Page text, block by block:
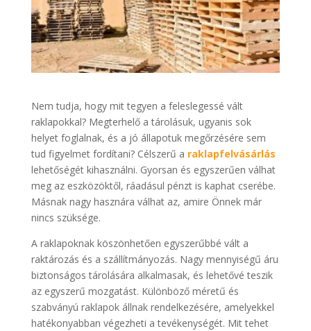
Nem tudja, hogy mit tegyen a feleslegessé vált
raklapokkal? Megterhelő a tárolásuk, ugyanis sok
helyet foglalnak, és a jó állapotuk megőrzésére sem
tud figyelmet fordítani? Célszerű a raklapfelvásárlás
lehetőségét kihasználni. Gyorsan és egyszerűen válhat
meg az eszközöktől, ráadásul pénzt is kaphat cserébe.
Másnak nagy hasznára válhat az, amire Önnek már
nincs szüksége.
A raklapoknak köszönhetően egyszerűbbé vált a
raktározás és a szállítmányozás. Nagy mennyiségű áru
biztonságos tárolására alkalmasak, és lehetővé teszik
az egyszerű mozgatást. Különböző méretű és
szabványú raklapok állnak rendelkezésére, amelyekkel
hatékonyabban végezheti a tevékenységét. Mit tehet